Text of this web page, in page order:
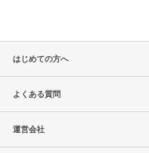
はじめての方へ
よくある質問
運営会社